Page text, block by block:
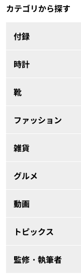
カテゴリから探す
付録
時計
靴
ファッション
雑貨
グルメ
動画
トピックス
監修・執筆者